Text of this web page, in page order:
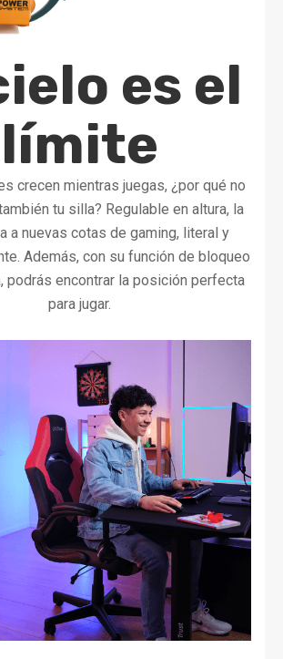
es el
límite
crecen mientras juegas, ¿por qué no
tu silla? Regulable en altura, la
a nuevas cotas de gaming, literal y
Además, con su función de bloqueo
podrás encontrar la posición perfecta
para jugar.